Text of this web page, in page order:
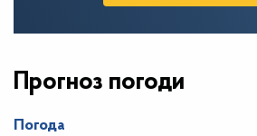
Прогноз погоди
Погода